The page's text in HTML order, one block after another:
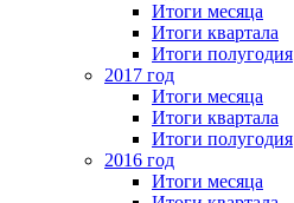
Итоги месяца
Итоги квартала
Итоги полугодия
2017 год
Итоги месяца
Итоги квартала
Итоги полугодия
2016 год
Итоги месяца